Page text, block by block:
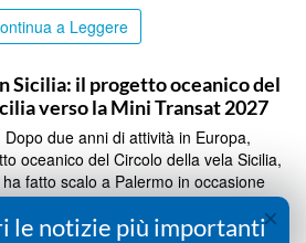
a Leggere
Sicilia: il progetto oceanico del
verso la Mini Transat 2027
due anni di attività in Europa,
oceanico del Circolo della vela Sicilia,
fatto scalo a Palermo in occasione
alla Lega Navale Italiana – sezione
che ha a...
×
le notizie più importanti